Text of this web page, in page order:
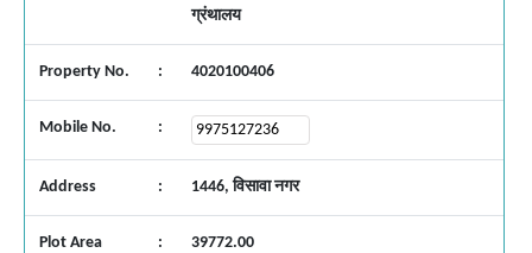
ग्रंथालय
Property No. : 4020100406
Mobile No. :
Address : 1446, विसावा नगर
Plot Area : 39772.00